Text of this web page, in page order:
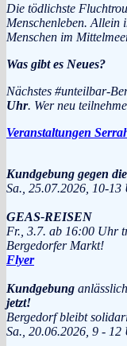
Die tödlichste
Menschenleben. Allein
Menschen im
Was gibt es Neues?
Nächstes #unteilbar-
Uhr. Wer neu
Veranstaltungen
Kundgebung gegen
Sa., 25.07.2026, 10-
GEAS-REISEN
Fr., 3.7. ab 16:00 Uhr
Bergedorfer Markt!
Flyer
Kundgebung
jetzt!
Bergedorf bleibt
Sa., 20.06.2026, 9 -